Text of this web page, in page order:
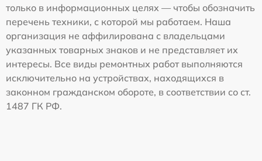
только в информационных целях — чтобы обозначить
перечень техники, с которой мы работаем. Наша
организация не аффилирована с владельцами
указанных товарных знаков и не представляет их
интересы. Все виды ремонтных работ выполняются
исключительно на устройствах, находящихся в
законном гражданском обороте, в соответствии со ст.
1487 ГК РФ.